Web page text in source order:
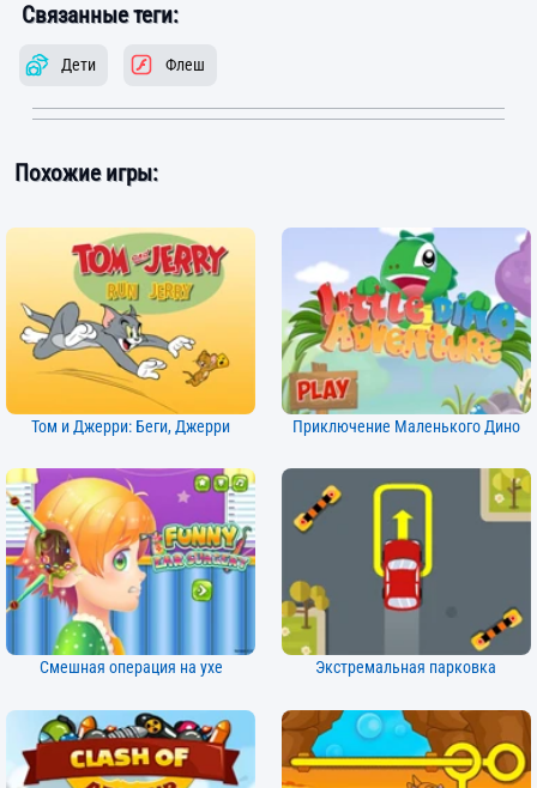
Связанные теги:
Дети Флеш
Похожие игры:
Том и Джерри: Беги, Джерри Приключение Маленького Дино
Смешная операция на ухе Экстремальная парковка